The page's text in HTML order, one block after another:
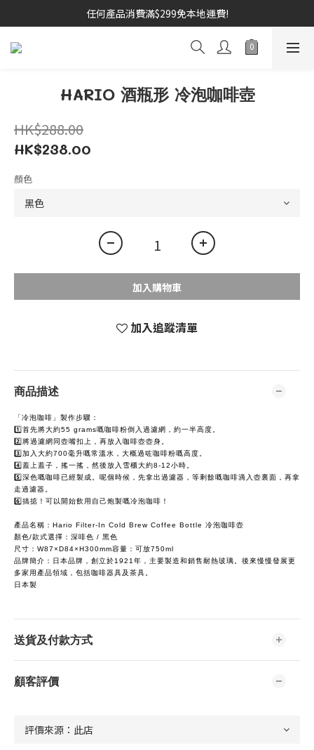
任何產品消費滿$299免本地運費!
HARIO 酒瓶形 冷泡咖啡壺
HK$288.00
HK$238.00
顏色
加入購物車
加入追蹤清單
商品描述
「冷泡咖啡」製作步驟：
1️⃣首先將大約55 grams嘅咖啡粉倒入過濾網，約一半高度。
2️⃣將過濾網同壺嘴扣上，再放入咖啡壺壺身。
3️⃣加入大約700毫升嘅常溫水，大概過咗咖啡粉嘅高度。
4️⃣蓋上蓋子，搖一搖，然後放入雪櫃大約8-12小時。
5️⃣深色嘅咖啡已經製成。呢個時候，先拿出過濾器，等剩餘嘅咖啡滴入壺裏面，再拿
走過濾器。
6️⃣搞掂！可以開始飲用自己炮製嘅冷泡咖啡！
產品名稱：Hario Filter-In Cold Brew Coffee Bottle 冷泡咖啡壺
顏色/款式選擇：深啡色 / 黑色
尺寸：W87×D84×H300mm容量：可放750ml
品牌簡介：日本品牌，創立於1921年，主要製造和銷售耐熱玻璃。後來慢慢發展更
多家用產品領域，包括咖啡器具及茶具。
日本製
送貨及付款方式
顧客評價